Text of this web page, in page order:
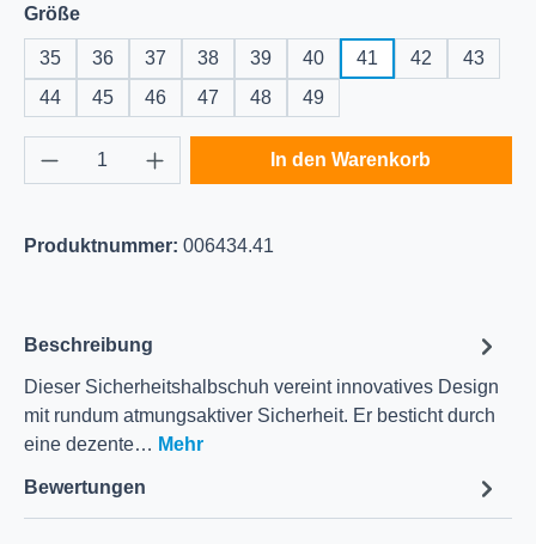
Größeauswählen
35 36 37 38 39 40 41 42
43
44
45 46 47 48 49
Produkt Anzahl: Gib den gewünschten
In den Warenkorb
Produktnummer: 006434.41
Beschreibung
Dieser Sicherheitshalbschuh vereint innovatives Design
mit rundum atmungsaktiver Sicherheit. Er besticht durch
eine dezente… Mehr
Bewertungen